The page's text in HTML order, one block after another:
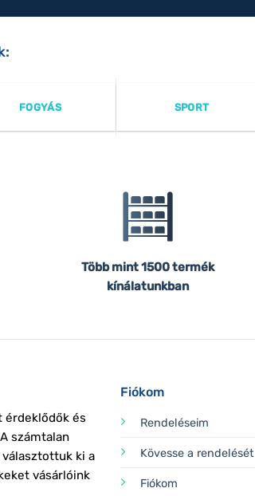
FOGYÁS SPORT
Több mint 1500 termék
kínálatunkban
érdeklődők és
számtalan
ki a
vásárlóink
Fiókom
Rendeléseim
Kövesse a rendelését
Fiókom